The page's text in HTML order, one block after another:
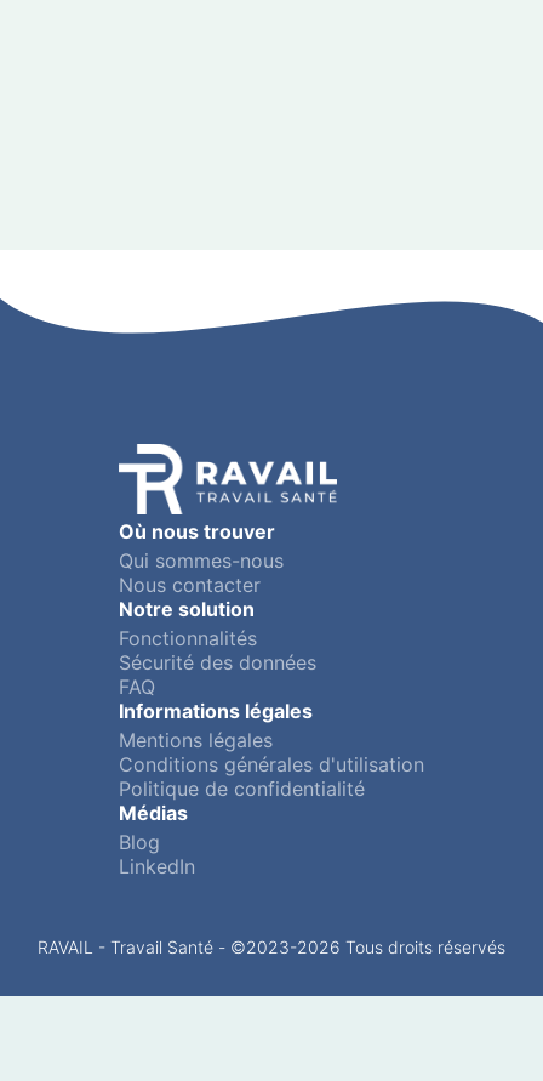
Où nous trouver
Qui sommes-nous
Nous contacter
Notre solution
Fonctionnalités
Sécurité des données
FAQ
Informations légales
Mentions légales
Conditions générales d'utilisation
Politique de confidentialité
Médias
Blog
LinkedIn
RAVAIL - Travail Santé - ©2023-2026 Tous droits réservés